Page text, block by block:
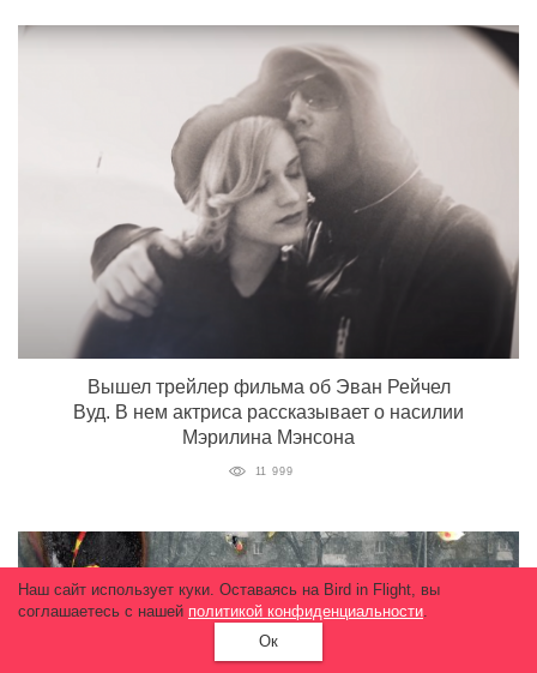
Вышел трейлер фильма об Эван Рейчел
Вуд. В нем актриса рассказывает о насилии
Мэрилина Мэнсона
11 999
Наш сайт использует куки. Оставаясь на Bird in Flight, вы
соглашаетесь с нашей политикой конфиденциальности.
Ок